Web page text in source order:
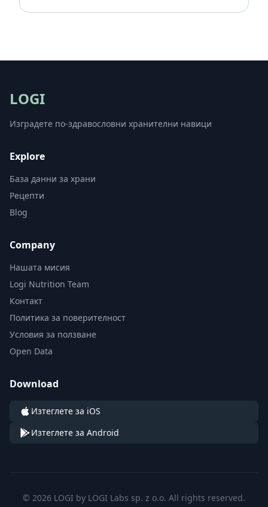
LOGI
Изградете по-здравословни хранителни навици
Explore
База данни за храни
Рецепти
Blog
Company
Нашата мисия
Logi Nutrition Team
Контакт
Политика за поверителност
Условия за ползване
Open Data
Download
Изтеглете за iOS
Изтеглете за Android
© 2026 LOGI by LOGI Labs sp. z o.o. All rights reserved.